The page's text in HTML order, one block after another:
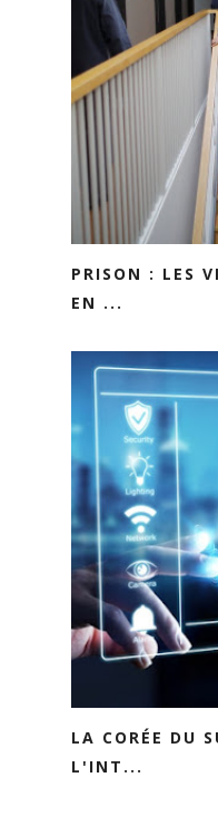
PRISON : LES
EN ...
LA CORÉE DU
L'INT...